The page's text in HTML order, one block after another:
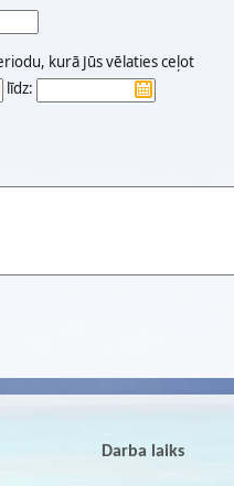
kurā Jūs vēlaties ceļot
līdz:
Darba laiks